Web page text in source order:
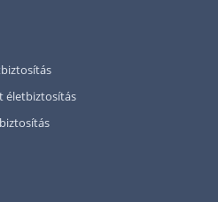
életbiztosítás